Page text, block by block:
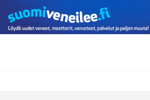
suoraan
sisältöön